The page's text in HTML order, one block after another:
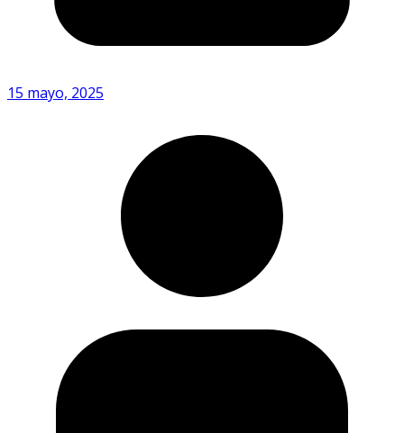
15 mayo, 2025